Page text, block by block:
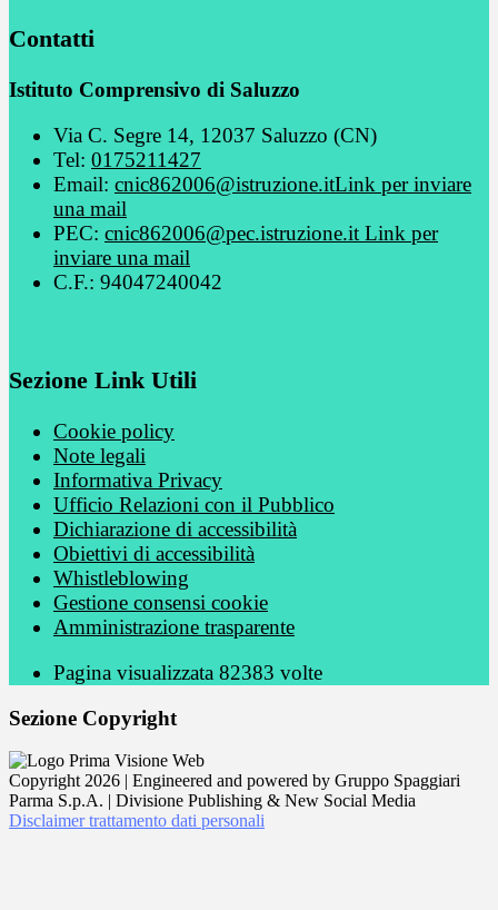
Contatti
Istituto Comprensivo di Saluzzo
Via C. Segre 14, 12037 Saluzzo (CN)
Tel: 0175211427
Email: cnic862006@istruzione.itLink per inviare
una mail
PEC: cnic862006@pec.istruzione.it Link per
inviare una mail
C.F.: 94047240042
Sezione Link Utili
Cookie policy
Note legali
Informativa Privacy
Ufficio Relazioni con il Pubblico
Dichiarazione di accessibilità
Obiettivi di accessibilità
Whistleblowing
Gestione consensi cookie
Amministrazione trasparente
Pagina visualizzata 82383 volte
Sezione Copyright
Copyright 2026 | Engineered and powered by Gruppo Spaggiari
Parma S.p.A. | Divisione Publishing & New Social Media
Disclaimer trattamento dati personali